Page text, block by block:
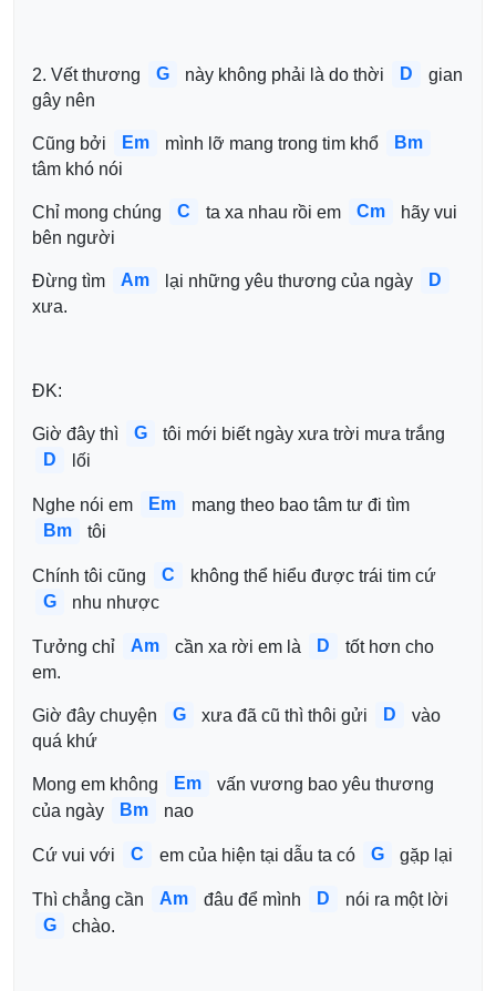
2. Vết thương G này không phải là do thời D
gian
gây nên
Cũng bởi Em mình lỡ mang trong tim khổ
Bm
tâm khó nói
Chỉ mong chúng C ta xa nhau rồi em Cm
hãy vui
bên người
Đừng tìm Am lại những yêu thương của ngày
D
xưa.
ĐK:
Giờ đây thì G
tôi mới biết ngày xưa trời mưa trắng
D
lối
Nghe nói em Em
mang theo bao tâm tư đi tìm
Bm
tôi
Chính tôi cũng C
không thể hiểu được trái tim cứ
G
nhu nhược
Tưởng chỉ Am cần xa rời em là D
tốt hơn cho
em.
Giờ đây chuyện G xưa đã cũ thì thôi gửi D
vào
quá khứ
Mong em không Em
vấn vương bao yêu thương
của ngày
Bm nao
Cứ vui với C em của hiện tại dẫu ta có G gặp lại
Thì chẳng cần Am đâu để mình D
nói ra một lời
G
chào.